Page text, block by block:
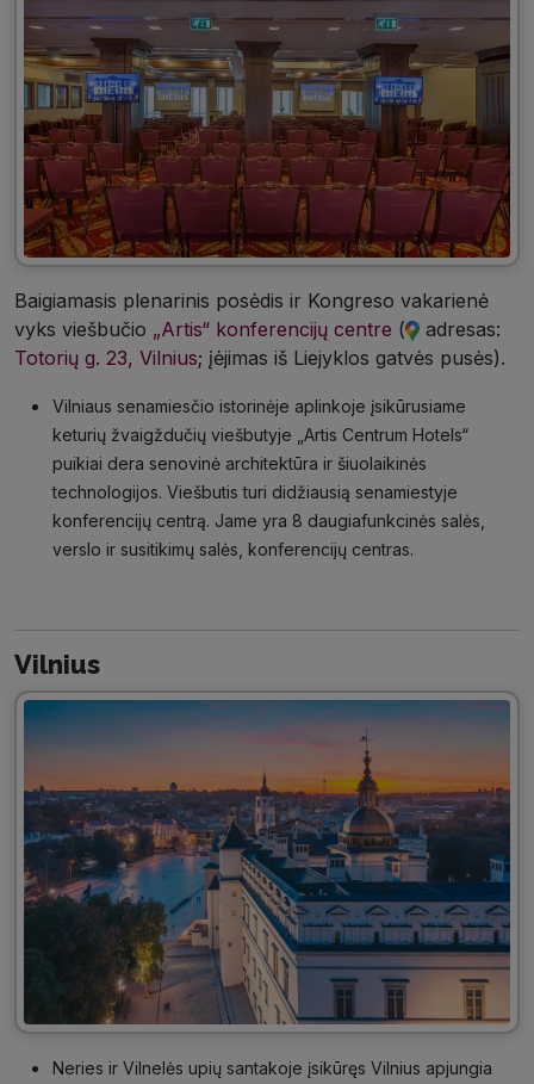
Baigiamasis plenarinis posėdis ir Kongreso vakarienė
vyks viešbučio „Artis“ konferencijų centre (
adresas:
Totorių g. 23, Vilnius; įėjimas iš Liejyklos gatvės pusės).
Vilniaus senamiesčio istorinėje aplinkoje įsikūrusiame
keturių žvaigždučių viešbutyje „Artis Centrum Hotels“
puikiai dera senovinė architektūra ir šiuolaikinės
technologijos. Viešbutis turi didžiausią senamiestyje
konferencijų centrą. Jame yra 8 daugiafunkcinės salės,
verslo ir susitikimų salės, konferencijų centras.
Vilnius
Neries ir Vilnelės upių santakoje įsikūręs Vilnius apjungia